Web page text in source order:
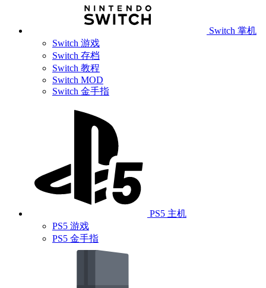
Switch 掌机
Switch 游戏
Switch 存档
Switch 教程
Switch MOD
Switch 金手指
PS5 主机
PS5 游戏
PS5 金手指